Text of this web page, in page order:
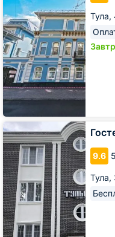
Тула,
9.6
Тула,
Гостевой
дом
Тульский